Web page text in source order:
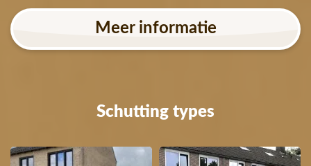
Meer informatie
Schutting types